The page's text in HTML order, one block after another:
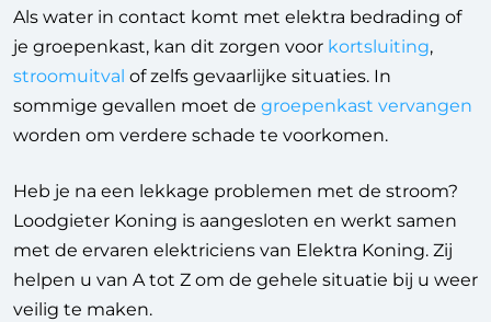
Als water in contact komt met elektra bedrading of
je groepenkast, kan dit zorgen voor kortsluiting,
stroomuitval of zelfs gevaarlijke situaties. In
sommige gevallen moet de groepenkast vervangen
worden om verdere schade te voorkomen.
Heb je na een lekkage problemen met de stroom?
Loodgieter Koning is aangesloten en werkt samen
met de ervaren elektriciens van Elektra Koning. Zij
helpen u van A tot Z om de gehele situatie bij u weer
veilig te maken.